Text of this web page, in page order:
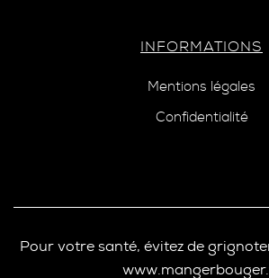
INFORMATIONS
Mentions légales
Confidentialité
Pour votre santé, évitez de